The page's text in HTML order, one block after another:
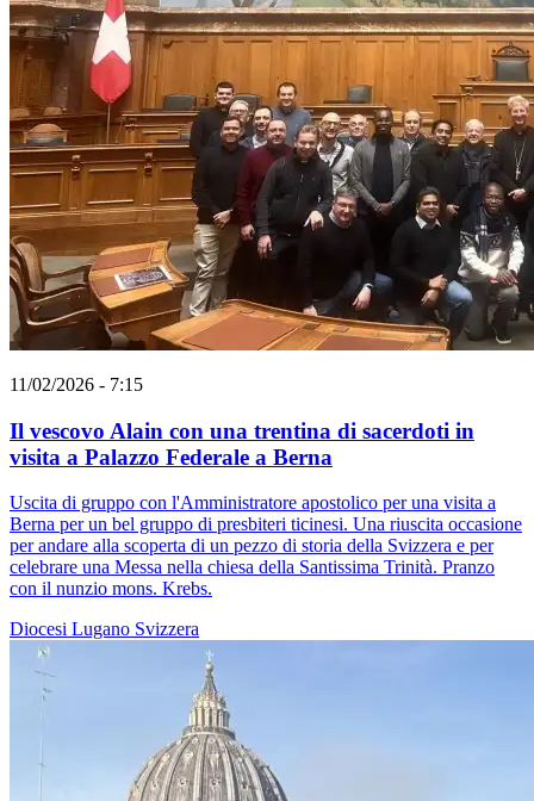
11/02/2026 - 7:15
Il vescovo Alain con una trentina di sacerdoti in
visita a Palazzo Federale a Berna
Uscita di gruppo con l'Amministratore apostolico per una visita a
Berna per un bel gruppo di presbiteri ticinesi. Una riuscita occasione
per andare alla scoperta di un pezzo di storia della Svizzera e per
celebrare una Messa nella chiesa della Santissima Trinità. Pranzo
con il nunzio mons. Krebs.
Diocesi Lugano Svizzera